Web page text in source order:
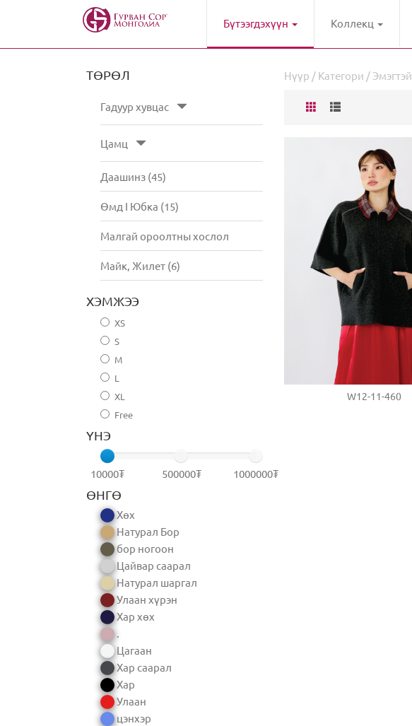
Бүтээгдэхүүн Коллекц
ТӨРӨЛ
Гадуур хувцас
Цамц
Даашинз (45)
Өмд I Юбка (15)
Малгай ороолтны хослол
Майк, Жилет (6)
ХЭМЖЭЭ
XS
S
M
L
XL
Free
ҮНЭ
10000₮ 500000₮ 1000000₮
ӨНГӨ
Хөх
Натурал Бор
бор ногоон
Цайвар саарал
Натурал шаргал
Улаан хүрэн
Хар хөх
.
Цагаан
Хар саарал
Хар
Улаан
цэнхэр
Нүүр / Категори / Эмэгтэй
W12-11-460